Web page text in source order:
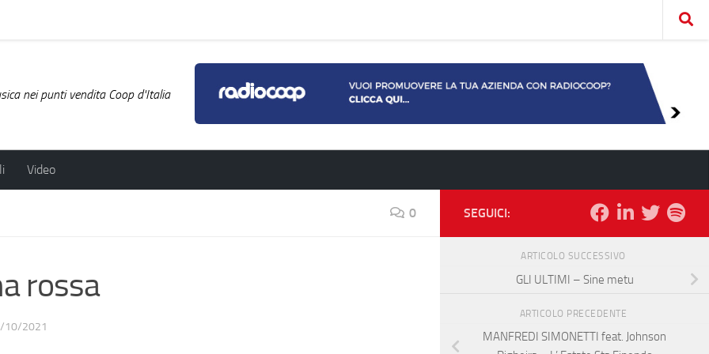
nei punti vendita Coop d'Italia
Video
0
rossa
10/2021
SEGUICI:
ARTICOLO SUCCESSIVO
GLI ULTIMI – Sine metu
ARTICOLO PRECEDENTE
MANFREDI SIMONETTI feat. Johnson